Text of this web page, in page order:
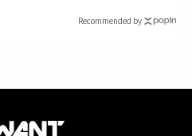
Recommended by